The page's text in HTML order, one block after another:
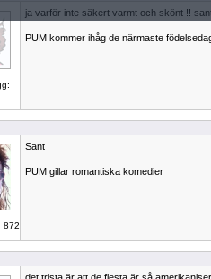
ja varför inte säkert varmt och skönt !!
PUM kommer ihåg de närmaste
872
Sant
PUM gillar romantiska komedier